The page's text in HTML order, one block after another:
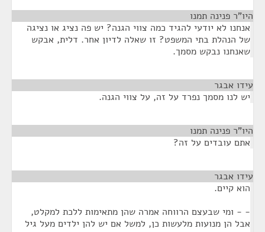
היו"ר פנינה תמנו
אנחנו לא יודעי להגיד כמה צווי הגנה? יש פה נציג או נציגה
של הנהלת בתי המשפט? זו שאלה לדיון אחר. דלית, אבקש
שאנחנו נבקש מסמך.
עידו אבגר
יש לנו מסמך נפרד על זה, על צווי הגנה.
היו"ר פנינה תמנו
אתם עובדים על זה?
עידו אבגר
הוא קיים.
- - ומי שבעצם הרווחה אמרה שהן מתאימות ללכת למקלט,
אבל הן מנועות מלעשות כן, למשל אם יש להן ילדים מעל גיל